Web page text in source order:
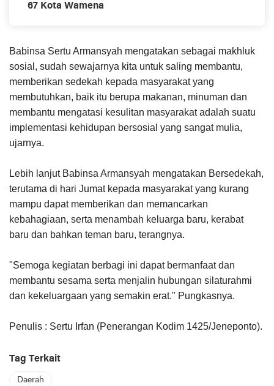
67 Kota Wamena
Babinsa Sertu Armansyah mengatakan sebagai makhluk
sosial, sudah sewajarnya kita untuk saling membantu,
memberikan sedekah kepada masyarakat yang
membutuhkan, baik itu berupa makanan, minuman dan
membantu mengatasi kesulitan masyarakat adalah suatu
implementasi kehidupan bersosial yang sangat mulia,
ujarnya.
Lebih lanjut Babinsa Armansyah mengatakan Bersedekah,
terutama di hari Jumat kepada masyarakat yang kurang
mampu dapat memberikan dan memancarkan
kebahagiaan, serta menambah keluarga baru, kerabat
baru dan bahkan teman baru, terangnya.
"Semoga kegiatan berbagi ini dapat bermanfaat dan
membantu sesama serta menjalin hubungan silaturahmi
dan kekeluargaan yang semakin erat." Pungkasnya.
Penulis : Sertu Irfan (Penerangan Kodim 1425/Jeneponto).
Tag Terkait
Daerah